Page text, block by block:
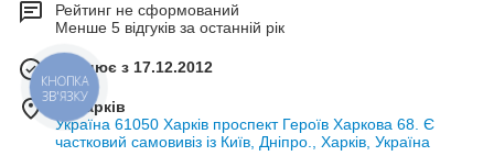
Рейтинг не сформований
Менше 5 відгуків за останній рік
Працює з 17.12.2012
м. Харків
Україна 61050 Харків проспект Героїв Харкова 68. Є
частковий самовивіз із Київ, Дніпро., Харків, Україна
КНОПКА
ЗВ'ЯЗКУ